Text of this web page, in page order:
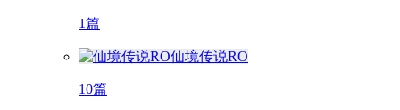
1篇
仙境传说RO
10篇